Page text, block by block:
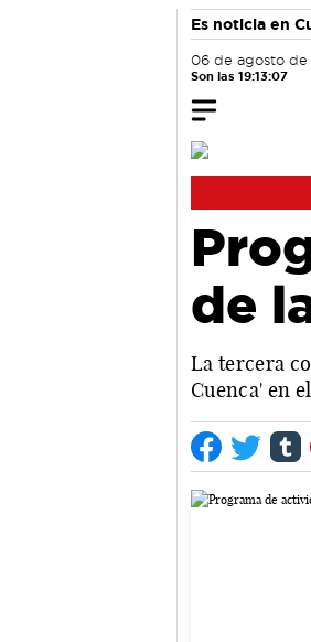
Es noticia en
06 de agosto de
Son las 19:13:08
de
La tercera
Cuenca' en